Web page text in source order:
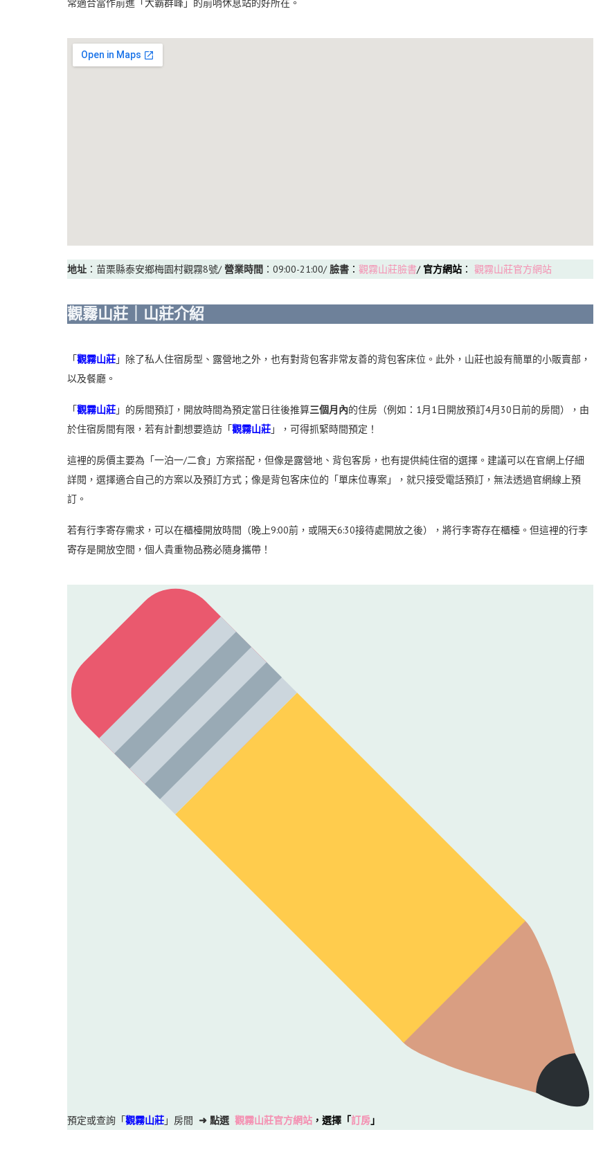
常適合當作前進「大霸群峰」的前哨休息站的好所在。
地址 ：苗栗縣泰安鄉梅園村觀霧8號/營業時間 ：09:00-21:00/臉書 ： 觀霧山莊臉書/ 官方網站 ： 觀霧山莊官方網站
觀霧山莊｜山莊介紹
「觀霧山莊」除了私人住宿房型、露營地之外，也有對背包客非常友善的背包客床位。此外，山莊也設有簡單的小販賣部，
以及餐廳。
「觀霧山莊」的房間預訂，開放時間為預定當日往後推算三個月內的住房（例如：1月1日開放預訂4月30日前的房間），由
於住宿房間有限，若有計劃想要造訪 「觀霧山莊」，可得抓緊時間預定！
這裡的房價主要為「一泊一/二食」方案搭配，但像是露營地、背包客房，也有提供純住宿的選擇。建議可以在官網上仔細
詳閱，選擇適合自己的方案以及預訂方式；像是背包客床位的「單床位專案」，就只接受電話預訂，無法透過官網線上預
訂。
若有行李寄存需求，可以在櫃檯開放時間（晚上9:00前，或隔天6:30接待處開放之後），將行李寄存在櫃檯。但這裡的行李
寄存是開放空間，個人貴重物品務必隨身攜帶！
預定或查詢 「觀霧山莊」房間 ➜ 點選 觀霧山莊官方網站 ，選擇「訂房」